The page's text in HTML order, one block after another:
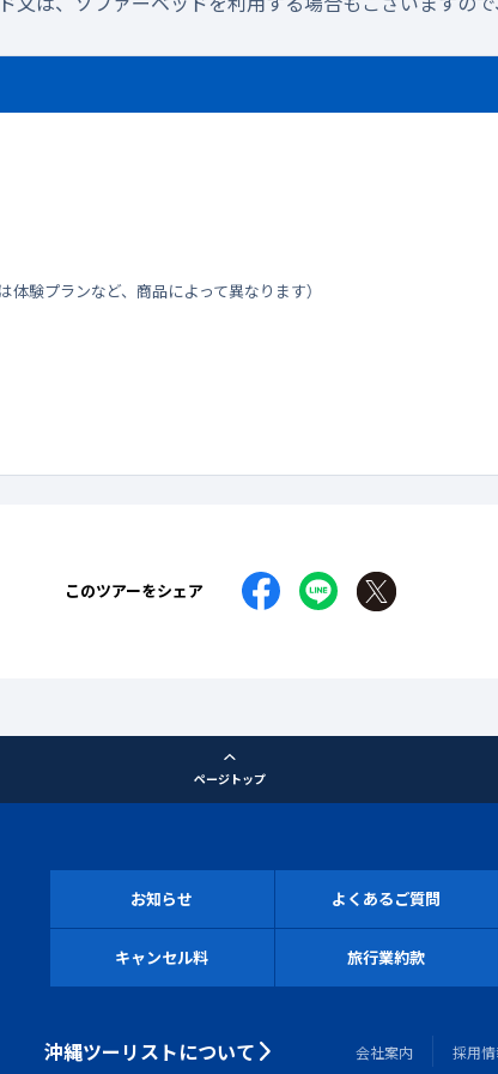
験プランなど、商品によって異なります）
このツアーをシェア
ページトップ
お知らせ よくあるご質問
キャンセル料 旅行業約款
沖縄ツーリストについて 会社案内 採用